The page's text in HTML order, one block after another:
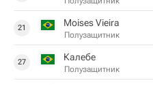
21 Moises Vieira
Полузащитник
27 Калебе
Полузащитник